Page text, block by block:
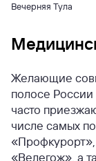
Вечерняя Тула
Желающие
полосе
часто
числе самых
«Велегож», а